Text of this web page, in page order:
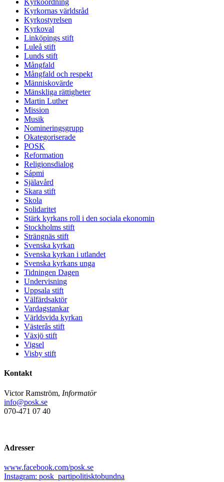
Kyrkoordning
Kyrkornas världsråd
Kyrkostyrelsen
Kyrkoval
Linköpings stift
Luleå stift
Lunds stift
Mångfald
Mångfald och respekt
Människovärde
Mänskliga rättigheter
Martin Luther
Mission
Musik
Nomineringsgrupp
Okategoriserade
POSK
Reformation
Religionsdialog
Sápmi
Själavård
Skara stift
Skola
Solidaritet
Stärk kyrkans roll i den sociala ekonomin
Stockholms stift
Strängnäs stift
Svenska kyrkan
Svenska kyrkan i utlandet
Svenska kyrkans unga
Tidningen Dagen
Undervisning
Uppsala stift
Välfärdsaktör
Vardagstankar
Världsvida kyrkan
Västerås stift
Växjö stift
Vigsel
Visby stift
Kontakt
Victor Ramström, Informatör
info@posk.se
070-471 07 40
Adresser
www.facebook.com/posk.se
Instagram: posk_partipolitisktobundna